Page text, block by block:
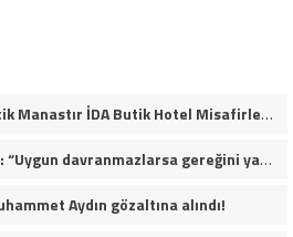
Kazdağları’nın Gözdesi Antik Manastır İDA Butik Hotel Misafirlerinden Tam Not Alıyor
Trump’tan İran açıklaması: “Uygun davranmazlarsa gereğini yaparım”
Aydın gözaltına alındı!